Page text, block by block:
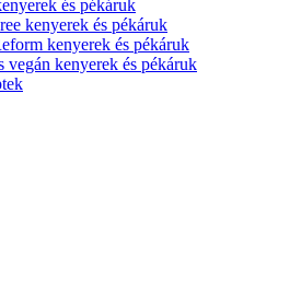
és pékáruk
kenyerek és pékáruk
kenyerek és pékáruk
vegán kenyerek és pékáruk